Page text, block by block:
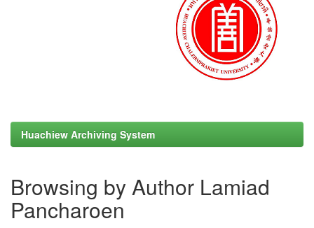
Huachiew Archiving System
Browsing by Author Lamiad
Pancharoen